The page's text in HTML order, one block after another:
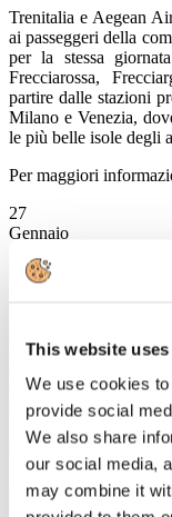
This website
We use cookies
provide social
We also share
our social media,
may combine it
Trenitalia e Aegean
ai passeggeri della
per la stessa
Frecciarossa,
partire dalle stazioni
Milano e Venezia,
le più belle isole degli
Per maggiori
27
Gennaio
FS Italiane
Biglietti d’ingresso
CartaFreccia che
Frecce Trenitalia.
Leggi tutto...
Gennaio